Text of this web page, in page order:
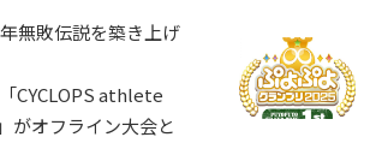
無敗伝説を築き上げ
CYCLOPS athlete
がオフライン大会と